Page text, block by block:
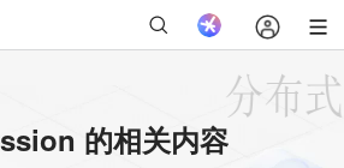
的相关内容